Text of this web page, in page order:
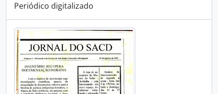
Periódico digitalizado